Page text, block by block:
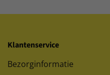
Klantenservice
Bezorginformatie